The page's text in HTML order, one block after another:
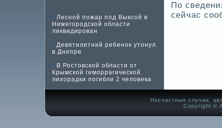
Лесной пожар под Выксой в
Нижегородской области
ликвидирован
Девятилетний ребенок утонул
в Днепре
В Ростовской области от
Крымской геморрагической
лихорадки погибли 2 человека
По
сейчас
Несчастные случаи,
Copyright ©